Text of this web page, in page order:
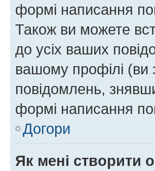
формі написання
Також ви можете
до усіх ваших
вашому профілі (ви
повідомлень,
формі написання
Догори
Як мені створити